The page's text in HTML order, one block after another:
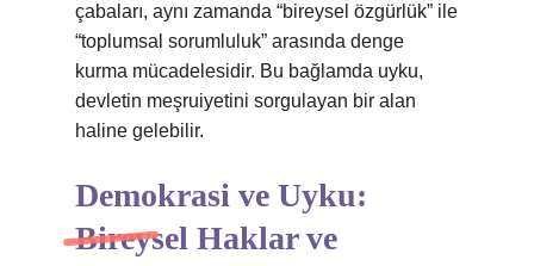
çabaları, aynı zamanda “bireysel özgürlük” ile
“toplumsal sorumluluk” arasında denge
kurma mücadelesidir. Bu bağlamda uyku,
devletin meşruiyetini sorgulayan bir alan
haline gelebilir.
Demokrasi ve Uyku:
Bireysel Haklar ve